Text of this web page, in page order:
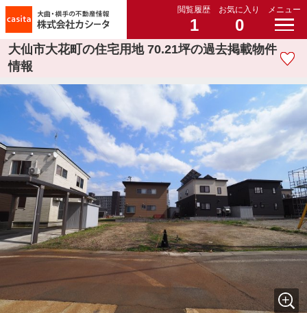
閲覧履歴
1
お気に入り
0
メニュー
大仙市大花町の住宅用地 70.21坪の過去掲載物件
情報